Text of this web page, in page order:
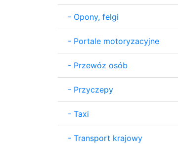
- Opony, felgi
- Portale motoryzacyjne
- Przewóz osób
- Przyczepy
- Taxi
- Transport krajowy